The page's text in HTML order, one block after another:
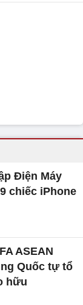
Điện Máy
chiếc iPhone
ASEAN
Quốc tự tổ
hữu